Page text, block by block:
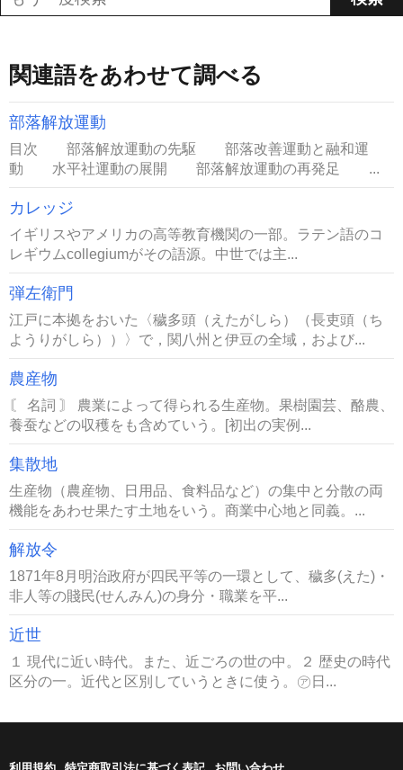
関連語をあわせて調べる
部落解放運動
目次 部落解放運動の先駆 部落改善運動と融和運
動 水平社運動の展開 部落解放運動の再発足 ...
カレッジ
イギリスやアメリカの高等教育機関の一部。ラテン語のコ
レギウムcollegiumがその語源。中世では主...
弾左衛門
江戸に本拠をおいた〈穢多頭（えたがしら）（長吏頭（ち
ようりがしら））〉で，関八州と伊豆の全域，および...
農産物
〘 名詞 〙 農業によって得られる生産物。果樹園芸、酪農、
養蚕などの収穫をも含めていう。[初出の実例...
集散地
生産物（農産物、日用品、食料品など）の集中と分散の両
機能をあわせ果たす土地をいう。商業中心地と同義。...
解放令
1871年8月明治政府が四民平等の一環として、穢多(えた)・
非人等の賤民(せんみん)の身分・職業を平...
近世
１ 現代に近い時代。また、近ごろの世の中。２ 歴史の時代
区分の一。近代と区別していうときに使う。㋐日...